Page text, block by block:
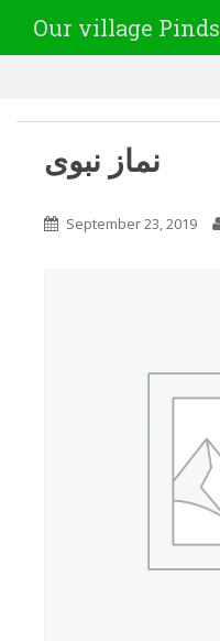
Our village
نماز نبوی
September 23, 2019